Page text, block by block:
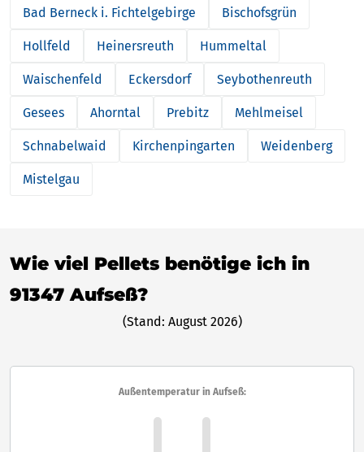
Bad Berneck i. Fichtelgebirge Bischofsgrün
Hollfeld Heinersreuth Hummeltal
Waischenfeld Eckersdorf Seybothenreuth
Gesees Ahorntal Prebitz Mehlmeisel
Schnabelwaid Kirchenpingarten Weidenberg
Mistelgau
Wie viel Pellets benötige ich in
91347 Aufseß?
(Stand: August 2026)
Außentemperatur in Aufseß: